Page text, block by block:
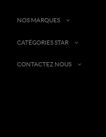
NOS MARQUES
CATÉGORIES STAR
CONTACTEZ NOUS